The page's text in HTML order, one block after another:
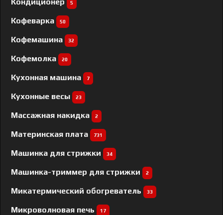
5
Кофеварка 50
Кофемашина 32
Кофемолка 20
Кухонная машина 7
Кухонные весы 23
Массажная накидка 2
Материнская плата 731
Машинка для стрижки 34
Машинка-триммер для стрижки 2
Микатермический обогреватель 33
Микроволновая печь 17